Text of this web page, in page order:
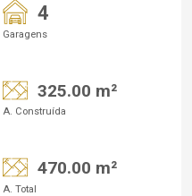
4
Garagens
325.00 m²
A. Construída
470.00 m²
A. Total